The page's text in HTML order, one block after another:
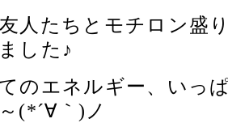
人たちとモチロン盛
した♪
のエネルギー、いっ
(*´∀｀)ノ